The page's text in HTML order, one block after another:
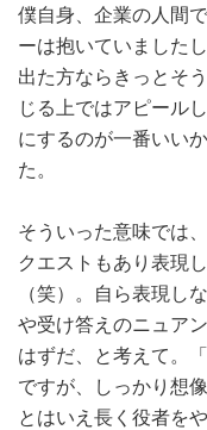
僕自身、企業の人間
ーは抱いていました
出た方ならきっとそ
じる上ではアピール
にするのが一番いい
た。
そういった意味では
クエストもあり表現
（笑）。自ら表現し
や受け答えのニュア
はずだ、と考えて。
ですが、しっかり想
とはいえ長く役者を